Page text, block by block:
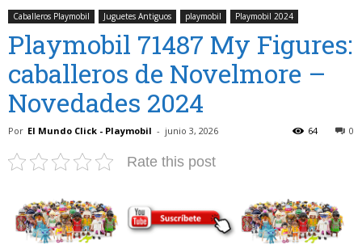
Caballeros Playmobil Juguetes Antiguos playmobil Playmobil 2024
Playmobil 71487 My Figures:
caballeros de Novelmore –
Novedades 2024
Por El Mundo Click - Playmobil - junio 3, 2026 0
64
Rate this post